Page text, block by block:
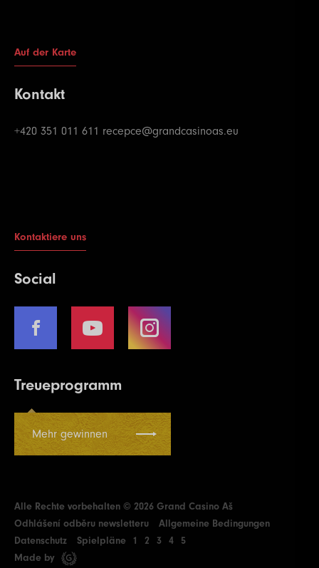
Auf der Karte
Kontakt
+420 351 011 611 recepce@grandcasinoas.eu
Kontaktiere uns
Social
Treueprogramm
Mehr gewinnen
Alle Rechte vorbehalten © 2026 Grand Casino Aš
Odhlášení odběru newsletteru
Allgemeine Bedingungen
Datenschutz
Spielpläne 1 2 3 4
5
Made by